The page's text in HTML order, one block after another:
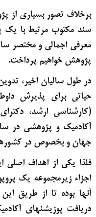
برخلاف تصور بسیاری از
سند مکتوب مرتبط با یک
معرفی اجمالی و مختصر
پژوهش خواهیم پرداخت.
در طول سالیان اخیر،
حیاتی برای پذیرش
(کارشناسی ارشد،
آکادمیک و پژوهشی در
جهان و بخصوص در
فلذا یکی از اهداف اصلی
اجزاء زیرمجموعه یک
آنها بوده تا از طریق
دریافت پوزیشنهای